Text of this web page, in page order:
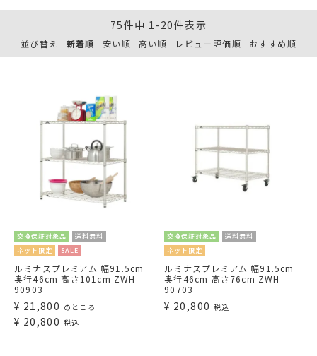
並び替え 新着順 安い順 高い順 レビュー評価順 おすすめ順
75件中 1 -20件表示
交換保証対象品
送料無料
ネット限定
SALE
ルミナスプレミアム 幅91.5cm
奥行46cm 高さ101cm ZWH-
90903
¥ 21,800 のところ
¥ 20,800 税込
交換保証対象品
送料無料
ネット限定
ルミナスプレミアム 幅91.5cm
奥行46cm 高さ76cm ZWH-
90703
¥ 20,800 税込